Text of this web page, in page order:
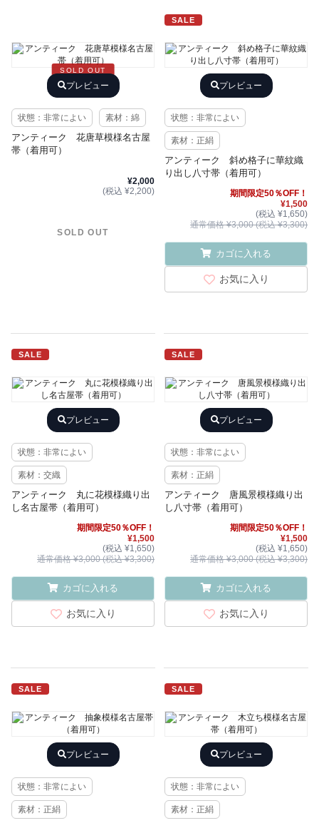
SOLD OUT
プレビュー
状態：非常によい 素材：綿
アンティーク 花唐草模様名古屋
帯（着用可）
¥2,000
(税込 ¥2,200)
SOLD OUT
SALE
プレビュー
状態：非常によい
素材：正絹
アンティーク 斜め格子に華紋織
り出し八寸帯（着用可）
期間限定50％OFF！
¥1,500
(税込 ¥1,650)
通常価格 ¥3,000 (税込 ¥3,300)
カゴに入れる
お気に入り
SALE
プレビュー
状態：非常によい
素材：交織
アンティーク 丸に花模様織り出
し名古屋帯（着用可）
期間限定50％OFF！
¥1,500
(税込 ¥1,650)
通常価格 ¥3,000 (税込 ¥3,300)
カゴに入れる
お気に入り
SALE
プレビュー
状態：非常によい
素材：正絹
アンティーク 唐風景模様織り出
し八寸帯（着用可）
期間限定50％OFF！
¥1,500
(税込 ¥1,650)
通常価格 ¥3,000 (税込 ¥3,300)
カゴに入れる
お気に入り
SALE
プレビュー
状態：非常によい
素材：正絹
SALE
プレビュー
状態：非常によい
素材：正絹